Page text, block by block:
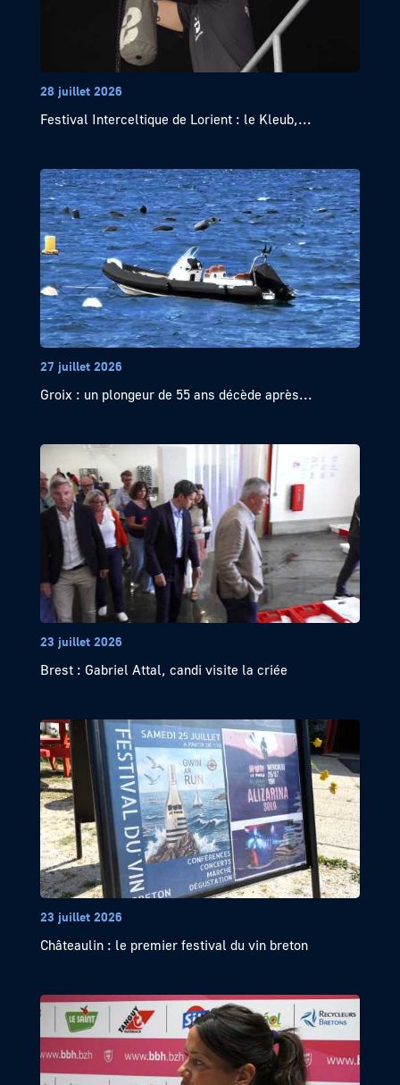
28 juillet 2026
Festival Interceltique de Lorient : le Kleub,...
27 juillet 2026
Groix : un plongeur de 55 ans décède après...
23 juillet 2026
Brest : Gabriel Attal, candi visite la criée
23 juillet 2026
Châteaulin : le premier festival du vin breton